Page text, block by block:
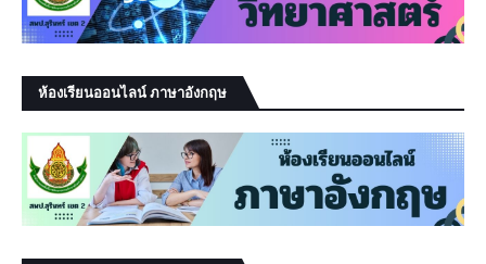
ห้องเรียนออนไลน์ ภาษาอังกฤษ